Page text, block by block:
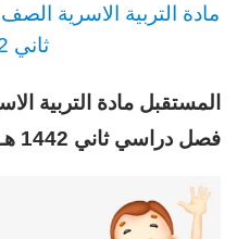
مادة التربية الاسرية
ثاني 1442 هـ
المستقبل مادة التربية
فصل دراسي ثاني 1442 هـ